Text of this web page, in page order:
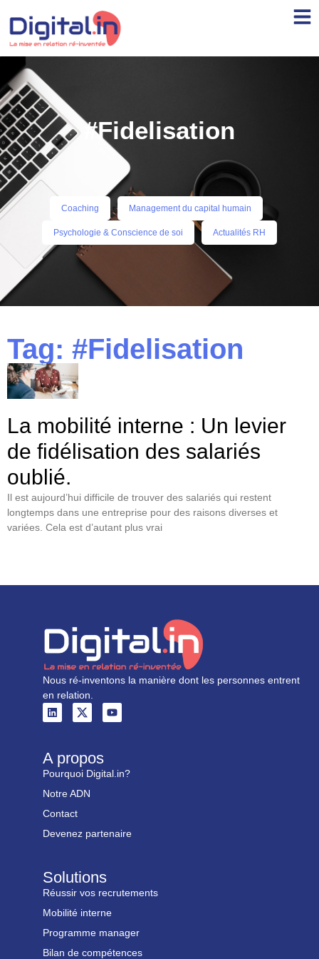
#Fidelisation
Coaching Management du capital humain
Psychologie & Conscience de soi Actualités RH
Tag: #Fidelisation
La mobilité interne : Un levier
de fidélisation des salariés
oublié.
Il est aujourd’hui difficile de trouver des salariés qui restent
longtemps dans une entreprise pour des raisons diverses et
variées. Cela est d’autant plus vrai
Nous ré-inventons la manière dont les personnes entrent
en relation.
A propos
Pourquoi Digital.in?
Notre ADN
Contact
Devenez partenaire
Solutions
Réussir vos recrutements
Mobilité interne
Programme manager
Bilan de compétences